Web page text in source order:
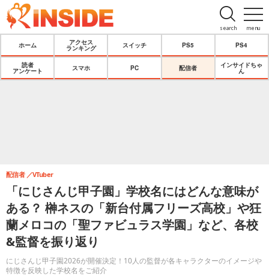
menu
search
ホーム
アクセス
ランキング
スイッチ PS5 PS4
読者
アンケート
スマホ PC 配信者
インサイドちゃ
ん
「にじさんじ甲子園」学校名にはどんな意味が
ある？ 榊ネスの「新台付属フリーズ高校」や狂
蘭メロコの「聖ファビュラス学園」など、各校
&監督を振り返り
にじさんじ甲子園2026が開催決定！10人の監督が各キャラクターのイメージや
特徴を反映した学校名をご紹介
配信者 VTuber